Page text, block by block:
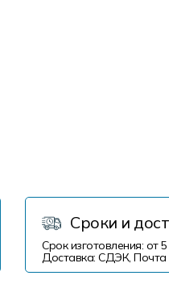
Сроки и
Срок изготовления: от
Доставка: СДЭК, Почта